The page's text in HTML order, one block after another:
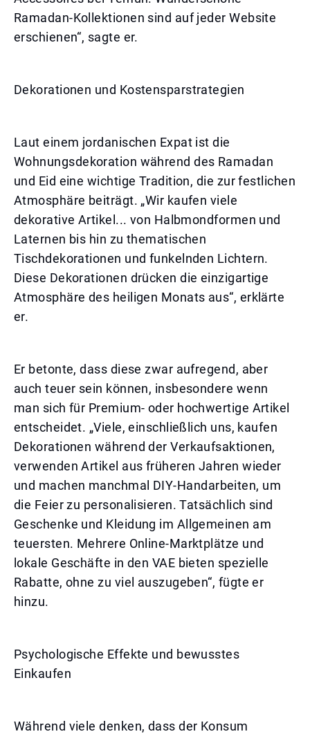
Ramadan-Kollektionen sind auf jeder Website
erschienen“, sagte er.
Dekorationen und Kostensparstrategien
Laut einem jordanischen Expat ist die
Wohnungsdekoration während des Ramadan
und Eid eine wichtige Tradition, die zur festlichen
Atmosphäre beiträgt. „Wir kaufen viele
dekorative Artikel... von Halbmondformen und
Laternen bis hin zu thematischen
Tischdekorationen und funkelnden Lichtern.
Diese Dekorationen drücken die einzigartige
Atmosphäre des heiligen Monats aus“, erklärte
er.
Er betonte, dass diese zwar aufregend, aber
auch teuer sein können, insbesondere wenn
man sich für Premium- oder hochwertige Artikel
entscheidet. „Viele, einschließlich uns, kaufen
Dekorationen während der Verkaufsaktionen,
verwenden Artikel aus früheren Jahren wieder
und machen manchmal DIY-Handarbeiten, um
die Feier zu personalisieren. Tatsächlich sind
Geschenke und Kleidung im Allgemeinen am
teuersten. Mehrere Online-Marktplätze und
lokale Geschäfte in den VAE bieten spezielle
Rabatte, ohne zu viel auszugeben“, fügte er
hinzu.
Psychologische Effekte und bewusstes
Einkaufen
Während viele denken, dass der Konsum